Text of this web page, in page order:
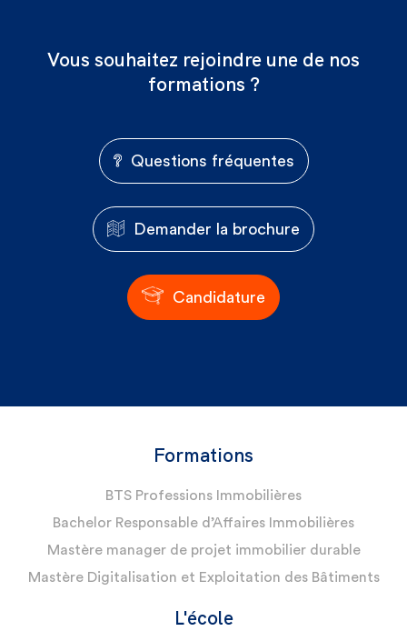
Vous souhaitez rejoindre une de nos
formations ?
Questions fréquentes
Demander la brochure
Candidature
Formations
BTS Professions Immobilières
Bachelor Responsable d’Affaires Immobilières
Mastère manager de projet immobilier durable
Mastère Digitalisation et Exploitation des Bâtiments
L'école